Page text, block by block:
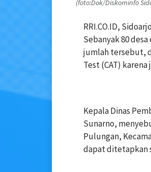
(foto:Dok/Diskominfo
‎‎RRI.CO.ID,
Sebanyak 80
jumlah tersebut,
Test (CAT)
‎Kepala Dinas
Sunarno,
Pulungan,
dapat ditetapkan